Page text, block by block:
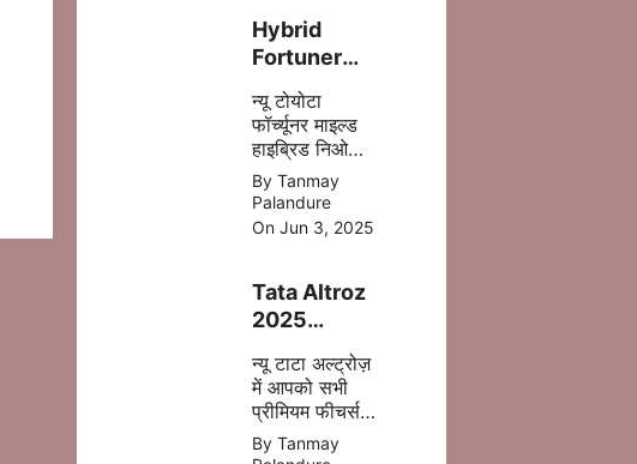
Hybrid
Fortuner
लॉन्च – ज़्यादा
पावर, कम फ्यूल
खर्च!
न्यू टोयोटा
फॉर्च्यूनर माइल्ड
हाइब्रिड निओ
ड्राइव में 5 %
डीजल की बचत
होने वाली है
,जिसमे ज्यादा
मिल जाता है |
By Tanmay
Palandure
On Jun 3, 2025
Tata Altroz
2025
जानिए क्या-क्या
बदला है इस बार
न्यू टाटा अल्ट्रोज़
में आपको सभी
प्रीमियम फीचर्स
अपडेट
By Tanmay